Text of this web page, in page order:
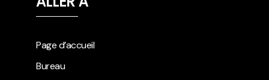
Page d’accueil
Bureau